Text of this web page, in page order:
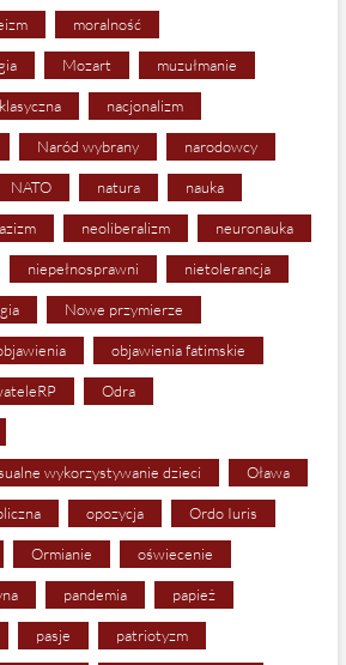
moralność
Mozart muzułmanie
nacjonalizm
Naród wybrany narodowcy
NATO natura nauka
neoliberalizm neuronauka
niepełnosprawni nietolerancja
Nowe przymierze
objawienia fatimskie
Odra
wykorzystywanie dzieci Oława
opozycja Ordo Iuris
Ormianie oświecenie
pandemia papież
pasje patriotyzm